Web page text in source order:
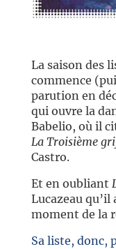
La saison des
commence
parution en
qui ouvre la
Babelio, où il
La Troisième
Castro.
Et en oubliant
Lucazeau
moment de la
Sa liste, donc,